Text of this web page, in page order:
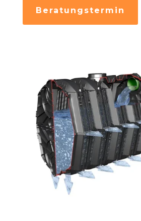
Beratungstermin